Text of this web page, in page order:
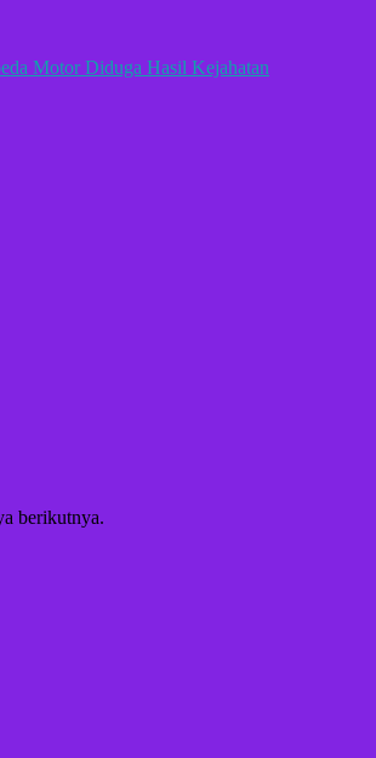
Motor Diduga Hasil Kejahatan
berikutnya.